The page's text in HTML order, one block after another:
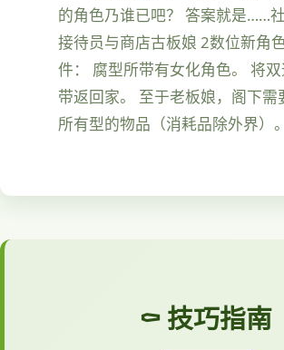
的角色乃谁已吧？ 答案就是……
接待员与商店古板娘 2数位新角
件： 腐型所带有女化角色。 将
带返回家。 至于老板娘，阁下需
所有型的物品（消耗品除外界）。
⚰️ 技巧指南